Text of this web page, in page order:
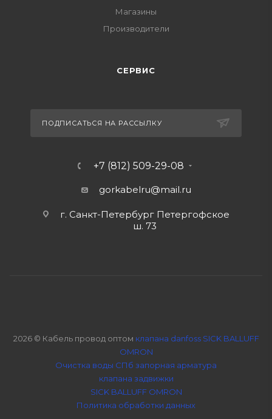
Магазины
Производители
СЕРВИС
ПОДПИСАТЬСЯ НА РАССЫЛКУ
+7 (812) 509-29-08
gorkabelru@mail.ru
г. Санкт-Петербург Петергофское
ш. 73
2026 © Кабель провод оптом клапана danfoss SICK BALLUFF
OMRON
Очистка воды СПб запорная арматура
клапана задвижки
SICK BALLUFF OMRON
Политика обработки данных